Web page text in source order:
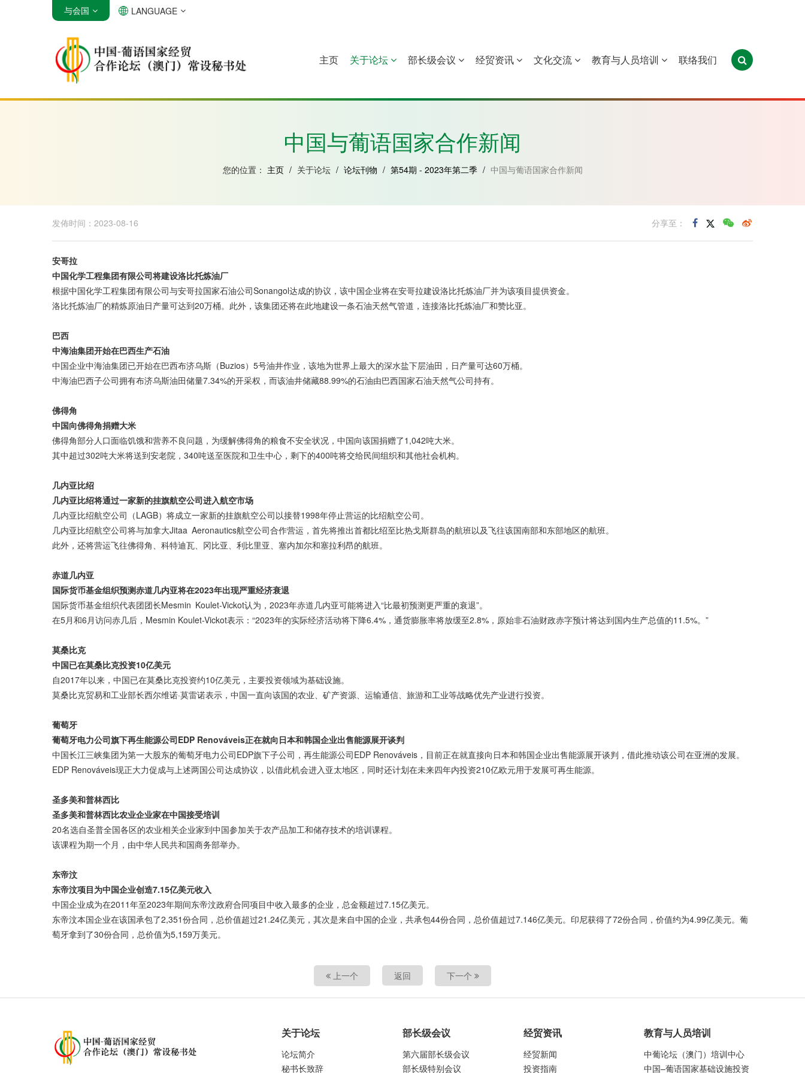
安哥拉 巴西 佛得角 几內亚比绍 赤道几內亚 莫桑比克 葡萄牙 圣多美和普林西比 东帝汶
与会国 LANGUAGE
主页 关于论坛 部长级会议 经贸资讯 文化交流 教育与人员培训 联络我们
中国与葡语国家合作新闻
您的位置： 主页 / 关于论坛 / 论坛刊物 / 第54期 - 2023年第二季 / 中国与葡语国家合作新闻
发佈时间：2023-08-16 分享至：
安哥拉
中国化学工程集团有限公司将建设洛比托炼油厂
根据中国化学工程集团有限公司与安哥拉国家石油公司Sonangol达成的协议，该中国企业将在安哥拉建设洛比托炼油厂并为该项目提供资金。
洛比托炼油厂的精炼原油日产量可达到20万桶。此外，该集团还将在此地建设一条石油天然气管道，连接洛比托炼油厂和赞比亚。
巴西
中海油集团开始在巴西生产石油
中国企业中海油集团已开始在巴西布济乌斯（Buzios）5号油井作业，该地为世界上最大的深水盐下层油田，日产量可达60万桶。
中海油巴西子公司拥有布济乌斯油田储量7.34%的开采权，而该油井储藏88.99%的石油由巴西国家石油天然气公司持有。
佛得角
中国向佛得角捐赠大米
佛得角部分人口面临饥饿和营养不良问题，为缓解佛得角的粮食不安全状况，中国向该国捐赠了1,042吨大米。
其中超过302吨大米将送到安老院，340吨送至医院和卫生中心，剩下的400吨将交给民间组织和其他社会机构。
几内亚比绍
几内亚比绍将通过一家新的挂旗航空公司进入航空市场
几内亚比绍航空公司（LAGB）将成立一家新的挂旗航空公司以接替1998年停止营运的比绍航空公司。
几内亚比绍航空公司将与加拿大Jitaa Aeronautics航空公司合作营运，首先将推出首都比绍至比热戈斯群岛的航班以及飞往该国南部和东部地区的航班。
此外，还将营运飞往佛得角、科特迪瓦、冈比亚、利比里亚、塞内加尔和塞拉利昂的航班。
赤道几内亚
国际货币基金组织预测赤道几内亚将在2023年出现严重经济衰退
国际货币基金组织代表团团长Mesmin Koulet-Vickot认为，2023年赤道几内亚可能将进入“比最初预测更严重的衰退”。
在5月和6月访问赤几后，Mesmin Koulet-Vickot表示：“2023年的实际经济活动将下降6.4%，通货膨胀率将放缓至2.8%，原始非石油财政赤字预计将达到国内生产总值的11.5%。”
莫桑比克
中国已在莫桑比克投资10亿美元
自2017年以来，中国已在莫桑比克投资约10亿美元，主要投资领域为基础设施。
莫桑比克贸易和工业部长西尔维诺·莫雷诺表示，中国一直向该国的农业、矿产资源、运输通信、旅游和工业等战略优先产业进行投资。
葡萄牙
葡萄牙电力公司旗下再生能源公司EDP Renováveis正在就向日本和韩国企业出售能源展开谈判
中国长江三峡集团为第一大股东的葡萄牙电力公司EDP旗下子公司，再生能源公司EDP Renováveis，目前正在就直接向日本和韩国企业出售能源展开谈判，借此推动该公司在亚洲的发展。
EDP Renováveis现正大力促成与上述两国公司达成协议，以借此机会进入亚太地区，同时还计划在未来四年内投资210亿欧元用于发展可再生能源。
圣多美和普林西比
圣多美和普林西比农业企业家在中国接受培训
20名选自圣普全国各区的农业相关企业家到中国参加关于农产品加工和储存技术的培训课程。
该课程为期一个月，由中华人民共和国商务部举办。
东帝汶
东帝汶项目为中国企业创造7.15亿美元收入
中国企业成为在2011年至2023年期间东帝汶政府合同项目中收入最多的企业，总金额超过7.15亿美元。
东帝汶本国企业在该国承包了2,351份合同，总价值超过21.24亿美元，其次是来自中国的企业，共承包44份合同，总价值超过7.146亿美元。印尼获得了72份合同，价值约为4.99亿美元。葡
萄牙拿到了30份合同，总价值为5,159万美元。
上一个 返回 下一个
关于论坛
论坛简介
秘书长致辞
部长级会议
第六届部长级会议
部长级特别会议
经贸资讯
经贸新闻
投资指南
教育与人员培训
中葡论坛（澳门）培训中心
中国–葡语国家基础设施投资